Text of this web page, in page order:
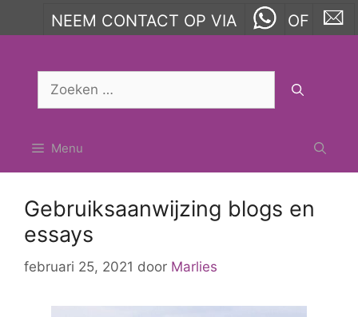
NEEM CONTACT OP VIA OF
Zoek
Menu
Gebruiksaanwijzing blogs en
essays
februari 25, 2021 door Marlies